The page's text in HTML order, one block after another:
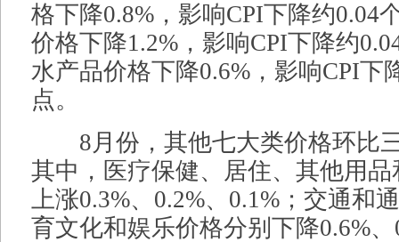
格下降0.8%，影响CPI下降约0.04
价格下降1.2%，影响CPI下降约
水产品价格下降0.6%，影响CPI下
点。
8月份，其他七大类价格环比
其中，医疗保健、居住、其他用
上涨0.3%、0.2%、0.1%；交通和
育文化和娱乐价格分别下降0.6%、